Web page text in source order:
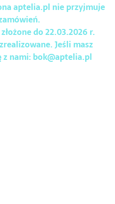
aptelia.pl nie przyjmuje
do 22.03.2026 r.
Jeśli masz
nami:bok@aptelia.pl